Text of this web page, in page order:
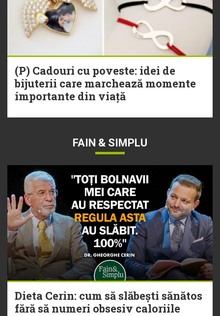
(P) Cadouri cu poveste: idei de
bijuterii care marchează momente
importante din viață
FAIN & SIMPLU
Dieta Cerin: cum să slăbești sănătos
fără să numeri obsesiv caloriile